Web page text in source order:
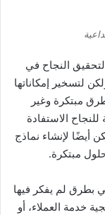
لتحقيق النجاح في
لتسخير إمكاناتها
مبتكرة وغير
للنجاح الاستفادة
أيضًا لإنشاء نماذج
مبتكرة.
بطرق لم يفكر فيها
خدمة العملاء، أو